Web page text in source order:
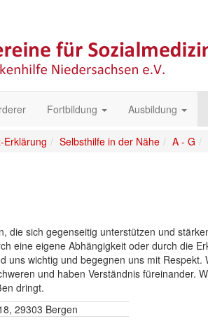
Fortbildung Ausbildung
Erklärung Selbsthilfe in der Nähe A - G
die sich gegenseitig unterstützen und
eine eigene Abhängigkeit oder durch die
wichtig und begegnen uns mit Respekt.
und haben Verständnis füreinander.
dringt.
29303 Bergen